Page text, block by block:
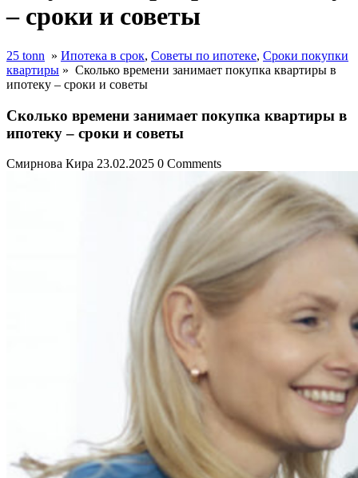
– сроки и советы
25 tonn » Ипотека в срок, Советы по ипотеке, Сроки покупки
квартиры » Сколько времени занимает покупка квартиры в
ипотеку – сроки и советы
Сколько времени занимает покупка квартиры в
ипотеку – сроки и советы
Смирнова Кира 23.02.2025 0 Comments